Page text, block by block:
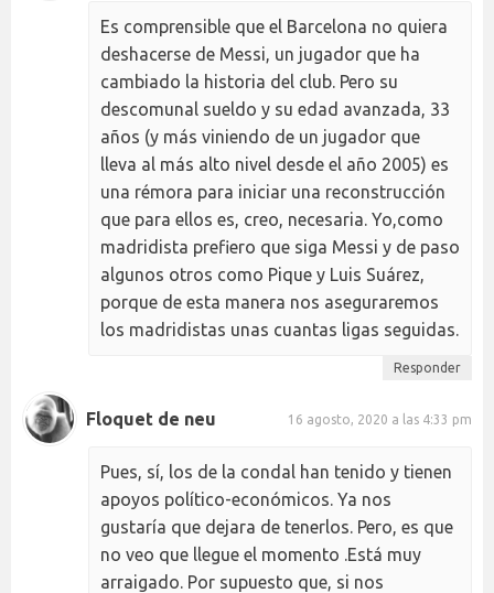
Es comprensible que el Barcelona no quiera
deshacerse de Messi, un jugador que ha
cambiado la historia del club. Pero su
descomunal sueldo y su edad avanzada, 33
años (y más viniendo de un jugador que
lleva al más alto nivel desde el año 2005) es
una rémora para iniciar una reconstrucción
que para ellos es, creo, necesaria. Yo,como
madridista prefiero que siga Messi y de paso
algunos otros como Pique y Luis Suárez,
porque de esta manera nos aseguraremos
los madridistas unas cuantas ligas seguidas.
Responder
Floquet de neu 16 agosto, 2020 a las 4:33 pm
Pues, sí, los de la condal han tenido y tienen
apoyos político-económicos. Ya nos
gustaría que dejara de tenerlos. Pero, es que
no veo que llegue el momento .Está muy
arraigado. Por supuesto que, si nos